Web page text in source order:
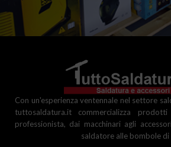
Con un'esperienza ventennale nel settore
tuttosaldatura.it commercializza
professionista, dai macchinari agli
saldatore alle bombole di